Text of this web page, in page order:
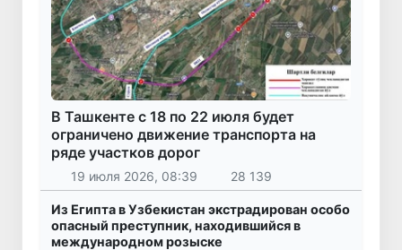
В Ташкенте с 18 по 22 июля будет
ограничено движение транспорта на
ряде участков дорог
19 июля 2026, 08:39 28 139
Из Египта в Узбекистан экстрадирован особо
опасный преступник, находившийся в
международном розыске